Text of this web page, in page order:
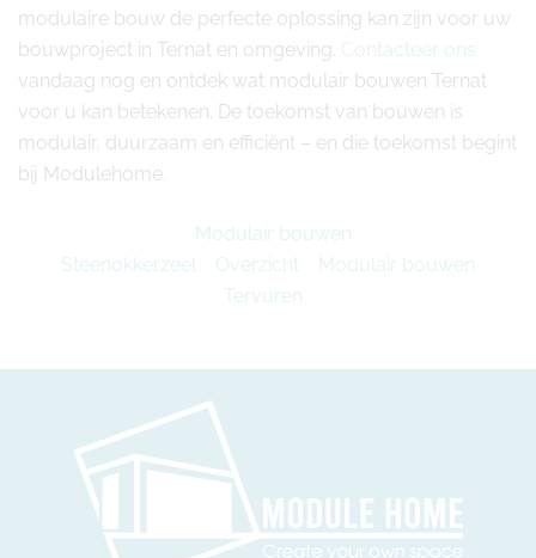
modulaire bouw de perfecte oplossing kan zijn voor uw
bouwproject in Ternat en omgeving. Contacteer ons
vandaag nog en ontdek wat modulair bouwen Ternat
voor u kan betekenen. De toekomst van bouwen is
modulair, duurzaam en efficiënt – en die toekomst begint
bij Modulehome.
Modulair bouwen
Steenokkerzeel
Overzicht
Modulair bouwen
Tervuren